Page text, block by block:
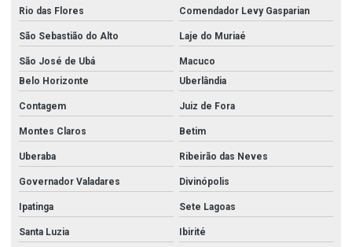
Rio das Flores Comendador Levy Gasparian
São Sebastião do Alto Laje do Muriaé
São José de Ubá
Macuco
Belo Horizonte
Uberlândia
Contagem Juiz de Fora
Montes Claros Betim
Uberaba Ribeirão das Neves
Governador Valadares Divinópolis
Ipatinga Sete Lagoas
Santa Luzia Ibirité